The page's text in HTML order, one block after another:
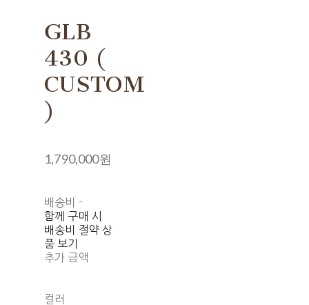
GLB
430 (
CUSTOM
)
1,790,000원
배송비 -
함께 구매 시
배송비 절약 상
품 보기
추가 금액
컬러